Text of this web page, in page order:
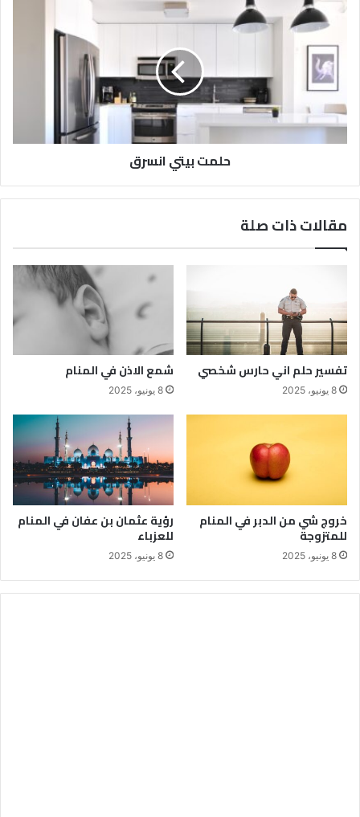
حلمت بيتي انسرق
مقالات ذات صلة
تفسير حلم اني حارس شخصي
8 يونيو، 2025
شمع الاذن في المنام
8 يونيو، 2025
خروج شي من الدبر في المنام
للمتزوجة
8 يونيو، 2025
رؤية عثمان بن عفان في المنام
للعزباء
8 يونيو، 2025